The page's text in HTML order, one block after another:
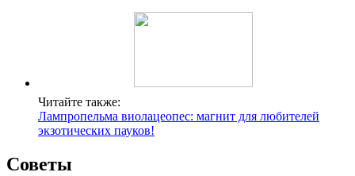
Читайте также:
Лампропельма виолацеопес: магнит для любителей
экзотических пауков!
Советы